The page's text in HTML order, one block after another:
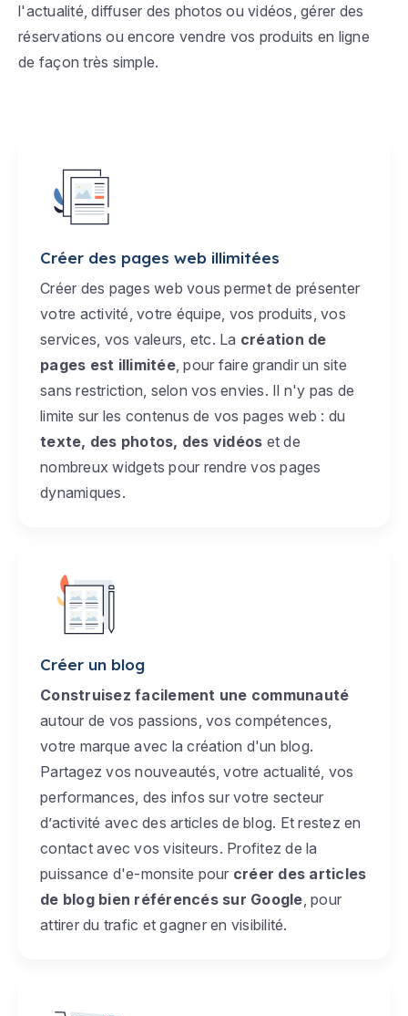
l'actualité, diffuser des photos ou vidéos, gérer des
réservations ou encore vendre vos produits en ligne
de façon très simple.
Créer des pages web illimitées
Créer des pages web vous permet de présenter
votre activité, votre équipe, vos produits, vos
services, vos valeurs, etc. La création de
pages est illimitée, pour faire grandir un site
sans restriction, selon vos envies. Il n'y pas de
limite sur les contenus de vos pages web : du
texte, des photos, des vidéos et de
nombreux widgets pour rendre vos pages
dynamiques.
Créer un blog
Construisez facilement une communauté
autour de vos passions, vos compétences,
votre marque avec la création d'un blog.
Partagez vos nouveautés, votre actualité, vos
performances, des infos sur votre secteur
d’activité avec des articles de blog. Et restez en
contact avec vos visiteurs. Profitez de la
puissance d'e-monsite pour créer des articles
de blog bien référencés sur Google , pour
attirer du trafic et gagner en visibilité.